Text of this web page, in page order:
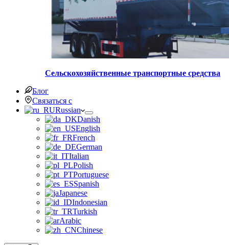
Сельскохозяйственные транспортные средства
Блог
Связаться с
Russian
Danish
English
French
German
Italian
Polish
Portuguese
Spanish
Japanese
Indonesian
Turkish
Arabic
Chinese